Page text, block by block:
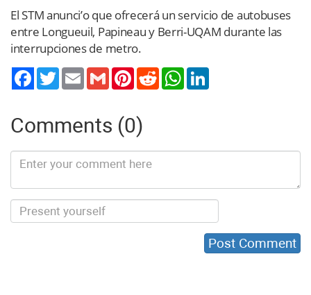
El STM anunci’o que ofrecerá un servicio de autobuses
entre Longueuil, Papineau y Berri-UQAM durante las
interrupciones de metro.
TwitterEmail Gmail PinterestReddit WhatsApp
Comments (0)